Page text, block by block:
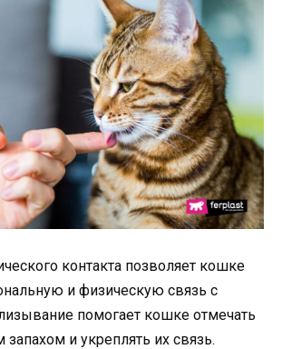
контакта позволяет кошке
и физическую связь с
помогает кошке отмечать
и укреплять их связь.